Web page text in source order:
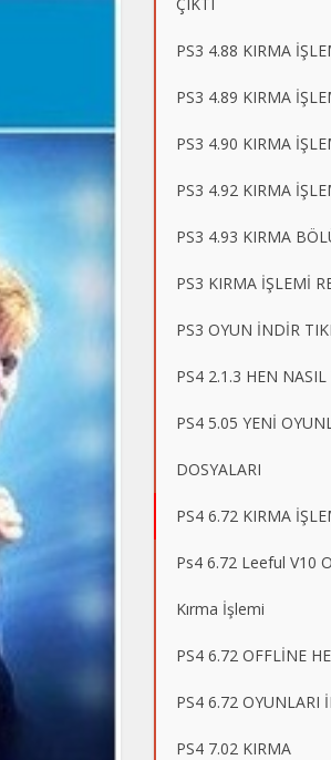
PS3 4.88 KIRMA
PS3 4.89 KIRMA
PS3 4.90 KIRMA
PS3 4.92 KIRMA
PS3 4.93 KIRMA
PS3 KIRMA İŞLEMİ
PS3 OYUN İNDİR
PS4 2.1.3 HEN NASIL
PS4 5.05 YENİ
DOSYALARI
PS4 6.72 KIRMA
Ps4 6.72 Leeful V10
Kırma İşlemi
PS4 6.72 OFFLİNE
PS4 6.72 OYUNLARI
PS4 7.02 KIRMA